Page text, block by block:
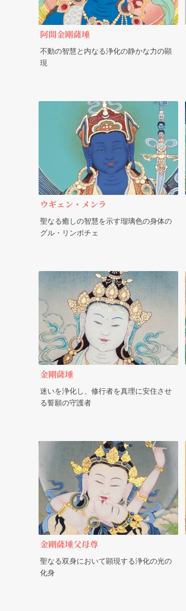
阿閦金剛薩埵
不動の智慧と内なる浄化の静かな力の顕
現
ウギェン・メンラ
聖なる癒しの智慧を示す瑠璃色の身体の
グル・リンポチェ
金剛薩埵
迷いを浄化し、修行者を真理に安住させ
る誓願の守護者
金剛薩埵父母尊
聖なる双身において顕現する浄化の光の
化身